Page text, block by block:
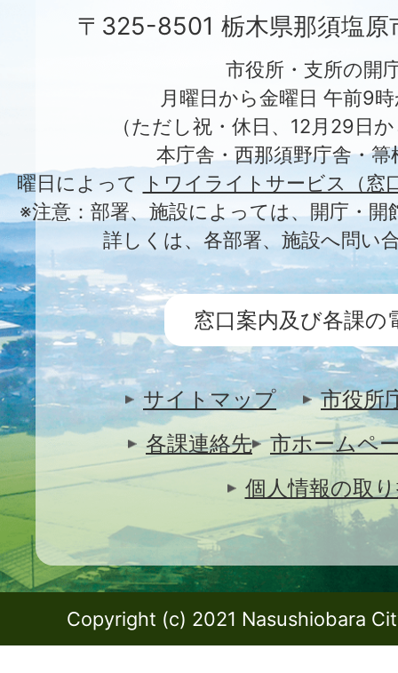
〒325-8501 栃木県那須塩原
市役所・支所の開
月曜日から金曜日 午前9
（ただし祝・休日、12月29日
本庁舎・西那須野庁舎・
曜日によって
トワイライトサービス（窓
※注意：部署、施設によっては、開庁・
詳しくは、各部署、施設へ問い
窓口案内及び各課の
サイトマップ
市役所
各課連絡先
市ホームペ
個人情報の取
Copyright (c) 2021 Nasushiobara